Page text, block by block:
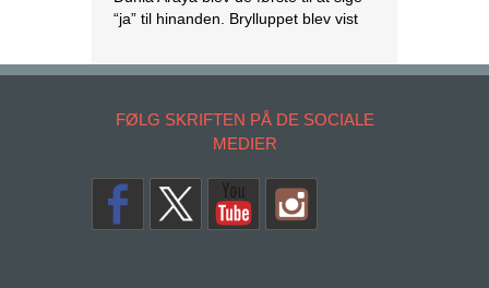
Mahmoud Abbas erklærer alle aftaler
og forståelser med Israel og USA for
palæstinensiske præsident tirsdag
nyhedsbureau Wafa. – Palæstinas
Befrielsesorganisation (PLO) og
for alle aftaler og forståelser med den
amerikanske og den israelske
regering, siger Abbas på et
MEDIER
Copyrights. © 2014 SKRIFTEN